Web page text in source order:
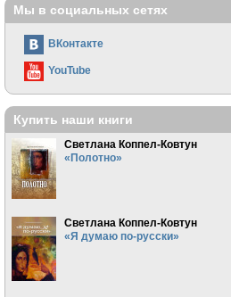
Мы в социальных сетях
ВКонтакте
YouTube
Купить наши книги
Светлана Коппел-Ковтун
«Полотно»
Светлана Коппел-Ковтун
«Я думаю по-русски»